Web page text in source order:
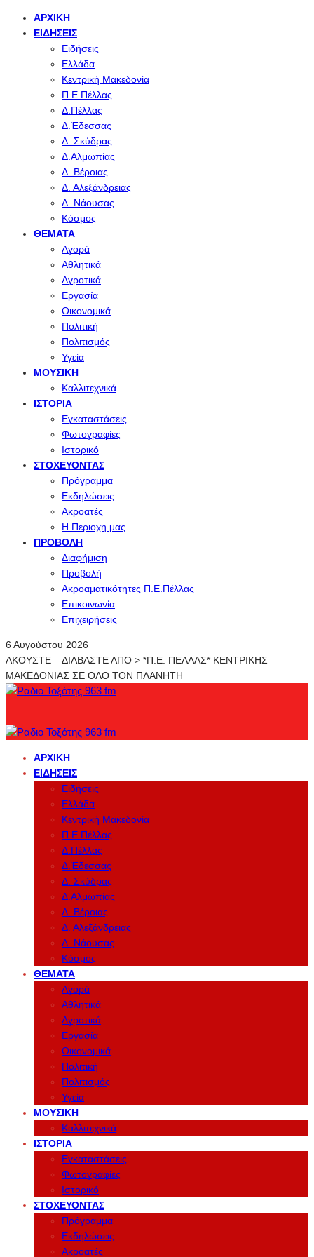
ΑΡΧΙΚΉ
ΕΙΔΉΣΕΙΣ
Ειδήσεις
Ελλάδα
Κεντρική Μακεδονία
Π.Ε.Πέλλας
Δ.Πέλλας
Δ.Έδεσσας
Δ. Σκύδρας
Δ.Αλμωπίας
Δ. Βέροιας
Δ. Αλεξάνδρειας
Δ. Νάουσας
Κόσμος
ΘΈΜΑΤΑ
Αγορά
Αθλητικά
Αγροτικά
Εργασία
Οικονομικά
Πολιτική
Πολιτισμός
Υγεία
ΜΟΥΣΙΚΉ
Καλλιτεχνικά
ΙΣΤΟΡΊΑ
Εγκαταστάσεις
Φωτογραφίες
Ιστορικό
ΣΤΟΧΕΎΟΝΤΑΣ
Πρόγραμμα
Εκδηλώσεις
Ακροατές
Η Περιοχη μας
ΠΡΟΒΟΛΉ
Διαφήμιση
Προβολή
Ακροαματικότητες Π.Ε.Πέλλας
Επικοινωνία
Επιχειρήσεις
6 Αυγούστου 2026
ΑΚΟΥΣΤΕ – ΔΙΑΒΑΣΤΕ ΑΠΟ > *Π.Ε. ΠΕΛΛΑΣ* ΚΕΝΤΡΙΚΗΣ
ΜΑΚΕΔΟΝΙΑΣ ΣΕ ΟΛΟ ΤΟΝ ΠΛΑΝΗΤΗ
ΑΡΧΙΚΉ
ΕΙΔΉΣΕΙΣ
Ειδήσεις
Ελλάδα
Κεντρική Μακεδονία
Π.Ε.Πέλλας
Δ.Πέλλας
Δ.Έδεσσας
Δ. Σκύδρας
Δ.Αλμωπίας
Δ. Βέροιας
Δ. Αλεξάνδρειας
Δ. Νάουσας
Κόσμος
ΘΈΜΑΤΑ
Αγορά
Αθλητικά
Αγροτικά
Εργασία
Οικονομικά
Πολιτική
Πολιτισμός
Υγεία
ΜΟΥΣΙΚΉ
Καλλιτεχνικά
ΙΣΤΟΡΊΑ
Εγκαταστάσεις
Φωτογραφίες
Ιστορικό
ΣΤΟΧΕΎΟΝΤΑΣ
Πρόγραμμα
Εκδηλώσεις
Ακροατές